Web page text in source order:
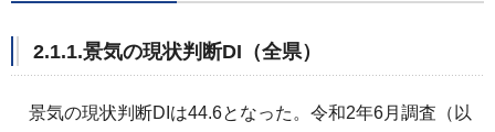
2.1.1.景気の現状判断DI（全県）
景気の現状判断DIは44.6となった。令和2年6月調査（以